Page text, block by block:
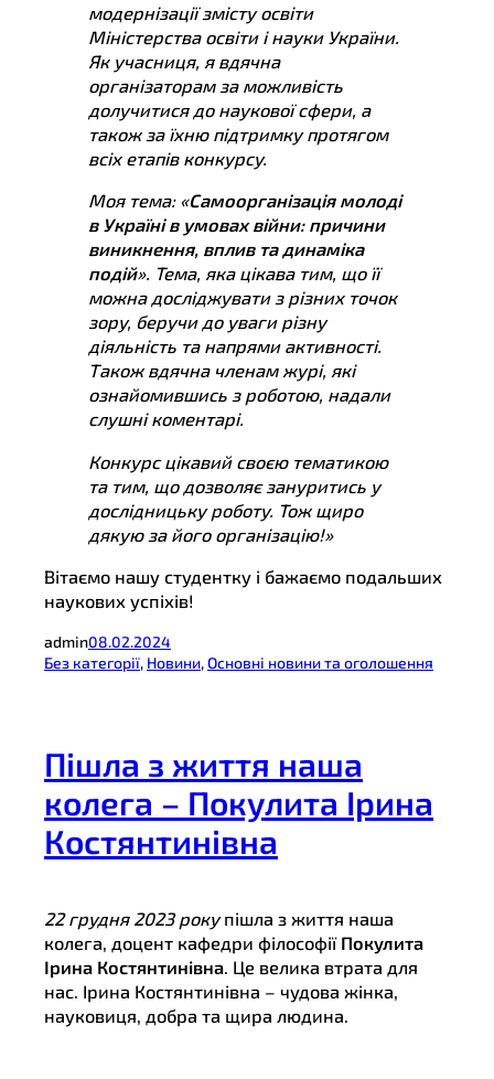
модернізації змісту освіти
Міністерства освіти і науки України.
Як учасниця, я вдячна
організаторам за можливість
долучитися до наукової сфери, а
також за їхню підтримку протягом
всіх етапів конкурсу.
Моя тема: «Самоорганізація молоді
в Україні в умовах війни: причини
виникнення, вплив та динаміка
подій». Тема, яка цікава тим, що її
можна досліджувати з різних точок
зору, беручи до уваги різну
діяльність та напрями активності.
Також вдячна членам журі, які
ознайомившись з роботою, надали
слушні коментарі.
Конкурс цікавий своєю тематикою
та тим, що дозволяє зануритись у
дослідницьку роботу. Тож щиро
дякую за його організацію!»
Вітаємо нашу студентку і бажаємо подальших
наукових успіхів!
admin08.02.2024
Без категорії, Новини, Основні новини та оголошення
Пішла з життя наша
колега – Покулита Ірина
Костянтинівна
22 грудня 2023 рокупішла з життя наша
колега, доцент кафедри філософії Покулита
Ірина Костянтинівна . Це велика втрата для
нас. Ірина Костянтинівна – чудова жінка,
науковиця, добра та щира людина.